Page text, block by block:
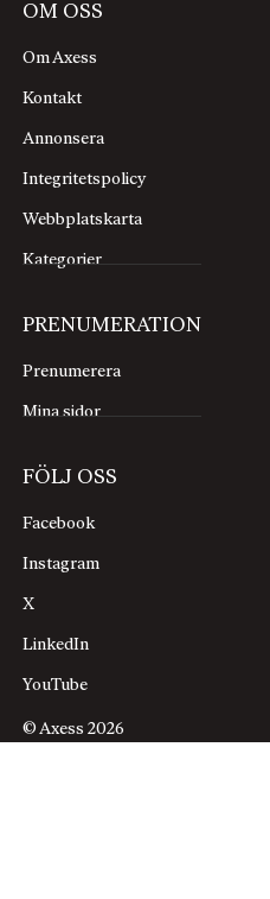
OM OSS
Om Axess
Kontakt
Annonsera
Integritetspolicy
Webbplatskarta
Kategorier
PRENUMERATION
Prenumerera
Mina sidor
FÖLJ OSS
Facebook
Instagram
X
LinkedIn
YouTube
© Axess 2026